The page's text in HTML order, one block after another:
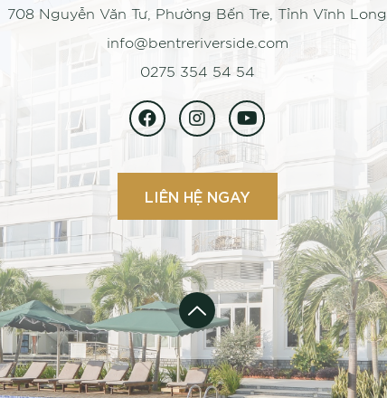
708 Nguyễn Văn Tư, Phường Bến Tre, Tỉnh Vĩnh Long
info@bentreriverside.com
0275 354 54 54
LIÊN HỆ NGAY